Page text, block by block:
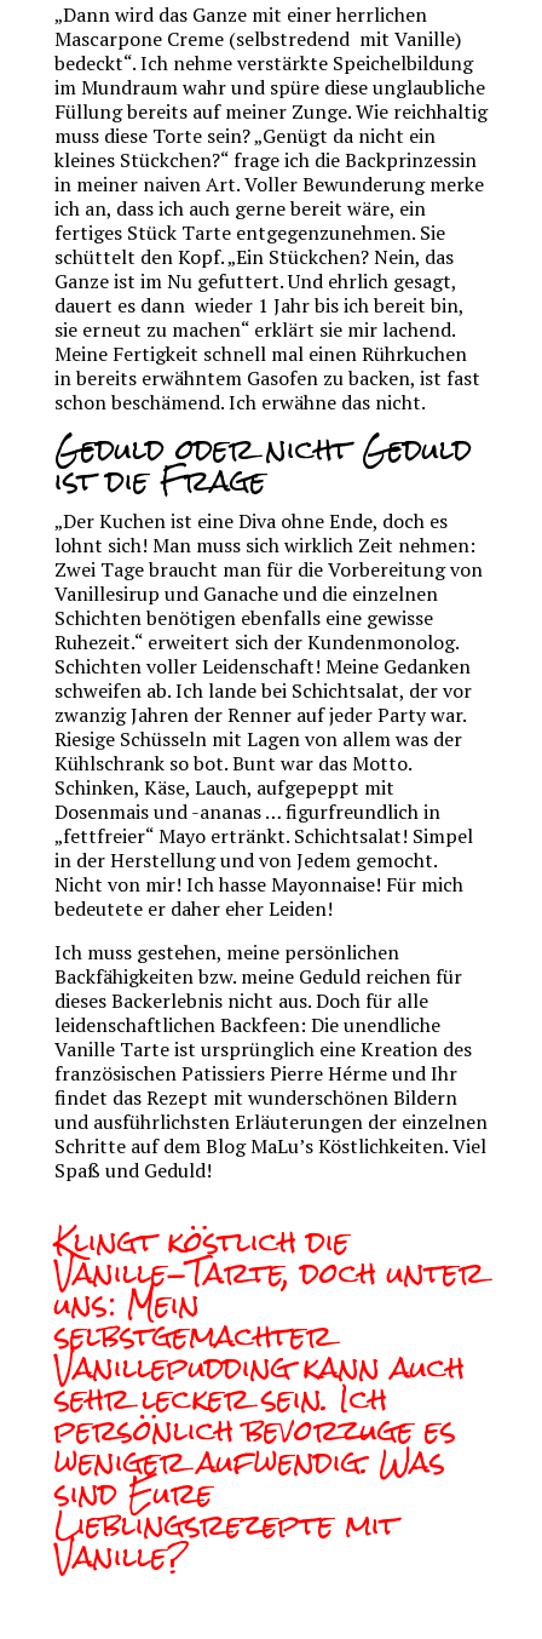
„Dann wird das Ganze mit einer herrlichen
Mascarpone Creme (selbstredend mit Vanille)
bedeckt“. Ich nehme verstärkte Speichelbildung
im Mundraum wahr und spüre diese unglaubliche
Füllung bereits auf meiner Zunge. Wie reichhaltig
muss diese Torte sein? „Genügt da nicht ein
kleines Stückchen?“ frage ich die Backprinzessin
in meiner naiven Art. Voller Bewunderung merke
ich an, dass ich auch gerne bereit wäre, ein
fertiges Stück Tarte entgegenzunehmen. Sie
schüttelt den Kopf. „Ein Stückchen? Nein, das
Ganze ist im Nu gefuttert. Und ehrlich gesagt,
dauert es dann wieder 1 Jahr bis ich bereit bin,
sie erneut zu machen“ erklärt sie mir lachend.
Meine Fertigkeit schnell mal einen Rührkuchen
in bereits erwähntem Gasofen zu backen, ist fast
schon beschämend. Ich erwähne das nicht.
Geduld oder nicht Geduld
ist die Frage
„Der Kuchen ist eine Diva ohne Ende, doch es
lohnt sich! Man muss sich wirklich Zeit nehmen:
Zwei Tage braucht man für die Vorbereitung von
Vanillesirup und Ganache und die einzelnen
Schichten benötigen ebenfalls eine gewisse
Ruhezeit.“ erweitert sich der Kundenmonolog.
Schichten voller Leidenschaft! Meine Gedanken
schweifen ab. Ich lande bei Schichtsalat, der vor
zwanzig Jahren der Renner auf jeder Party war.
Riesige Schüsseln mit Lagen von allem was der
Kühlschrank so bot. Bunt war das Motto.
Schinken, Käse, Lauch, aufgepeppt mit
Dosenmais und -ananas … figurfreundlich in
„fettfreier“ Mayo ertränkt. Schichtsalat! Simpel
in der Herstellung und von Jedem gemocht.
Nicht von mir! Ich hasse Mayonnaise! Für mich
bedeutete er daher eher Leiden!
Ich muss gestehen, meine persönlichen
Backfähigkeiten bzw. meine Geduld reichen für
dieses Backerlebnis nicht aus. Doch für alle
leidenschaftlichen Backfeen: Die unendliche
Vanille Tarte ist ursprünglich eine Kreation des
französischen Patissiers Pierre Hérme und Ihr
findet das Rezept mit wunderschönen Bildern
und ausführlichsten Erläuterungen der einzelnen
Schritte auf dem Blog MaLu’s Köstlichkeiten. Viel
Spaß und Geduld!
Klingt köstlich die
Vanille-Tarte, doch unter
uns: Mein
selbstgemachter
Vanillepudding kann auch
sehr lecker sein. Ich
persönlich bevorzuge es
weniger aufwendig. Was
sind Eure
Lieblingsrezepte mit
Vanille?